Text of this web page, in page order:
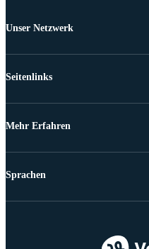
Unser Netzwerk
Seitenlinks
Mehr Erfahren
Sprachen